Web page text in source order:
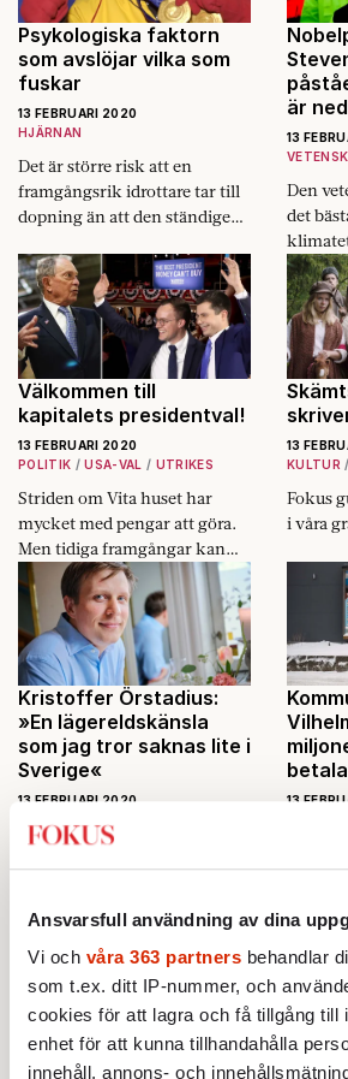
Ansvarsfull användning av dina
Vi och våra 363 partners behandlar
som t.ex. ditt IP-nummer, och
cookies för att lagra och få tillgång till
enhet för att kunna tillhandahålla
innehåll, annons- och
Psykologiska faktorn
som avslöjar vilka som
fuskar
13 FEBRUARI 2020
HJÄRNAN
Det är större risk att en
framgångsrik idrottare tar till
dopning än att den ständige
är
13
Den
det
Välkommen till
kapitalets presidentval!
13 FEBRUARI 2020
POLITIK
USA-VAL UTRIKES
Striden om Vita huset har
mycket med pengar att göra.
Men tidiga framgångar kan
vara en synvilla.
13
KULTUR
Fokus
i våra
Kristoffer Örstadius:
»En lägereldskänsla
som jag tror saknas lite i
Sverige«
13 FEBRUARI 2020
domineras den prisvinnande
journalistens liv av
Melodifestivalen.
13
fatta
hon
De psykedeliska
S-